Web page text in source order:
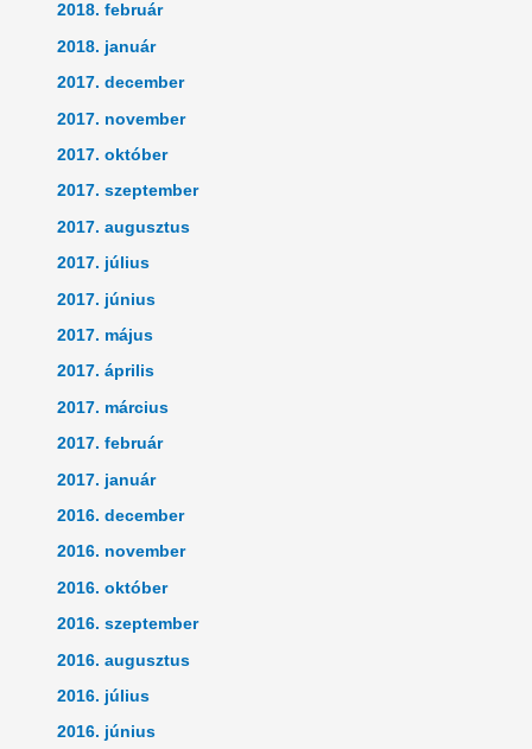
2018. február
2018. január
2017. december
2017. november
2017. október
2017. szeptember
2017. augusztus
2017. július
2017. június
2017. május
2017. április
2017. március
2017. február
2017. január
2016. december
2016. november
2016. október
2016. szeptember
2016. augusztus
2016. július
2016. június